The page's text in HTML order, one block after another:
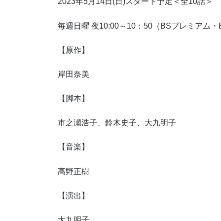
毎週日曜 夜10:00～10：50（BSプレミアム・
【原作】
岸田奈美
【脚本】
市之瀬浩子、鈴木史子、大九明子
【音楽】
髙野正樹
【演出】